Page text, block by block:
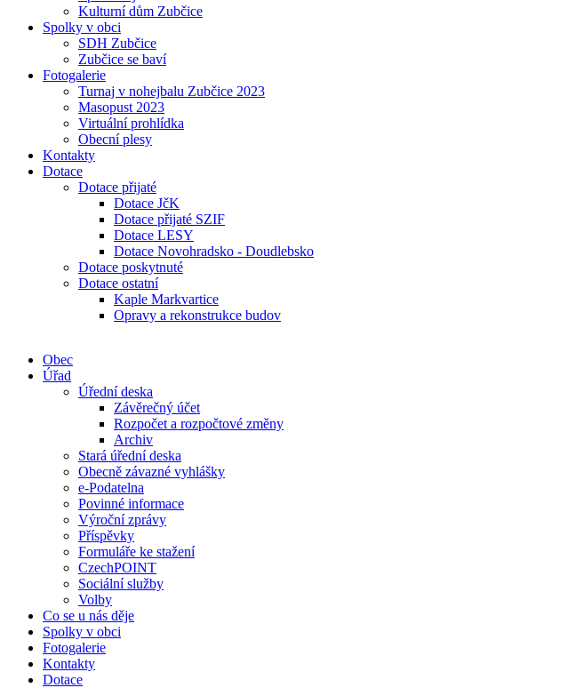
Kulturní dům Zubčice
Spolky v obci
SDH Zubčice
Zubčice se baví
Fotogalerie
Turnaj v nohejbalu Zubčice 2023
Masopust 2023
Virtuální prohlídka
Obecní plesy
Kontakty
Dotace
Dotace přijaté
Dotace JčK
Dotace přijaté SZIF
Dotace LESY
Dotace Novohradsko - Doudlebsko
Dotace poskytnuté
Dotace ostatní
Kaple Markvartice
Opravy a rekonstrukce budov
Obec
Úřad
Úřední deska
Závěrečný účet
Rozpočet a rozpočtové změny
Archiv
Stará úřední deska
Obecně závazné vyhlášky
e-Podatelna
Povinné informace
Výroční zprávy
Příspěvky
Formuláře ke stažení
CzechPOINT
Sociální služby
Volby
Co se u nás děje
Spolky v obci
Fotogalerie
Kontakty
Dotace